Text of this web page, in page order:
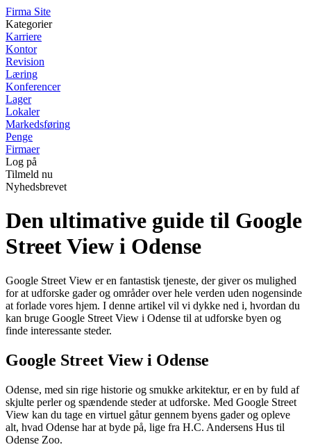
Firma Site
Kategorier
Karriere
Kontor
Revision
Læring
Konferencer
Lager
Lokaler
Markedsføring
Penge
Firmaer
Log på
Tilmeld nu
Nyhedsbrevet
Den ultimative guide til Google
Street View i Odense
Google Street View er en fantastisk tjeneste, der giver os mulighed
for at udforske gader og områder over hele verden uden nogensinde
at forlade vores hjem. I denne artikel vil vi dykke ned i, hvordan du
kan bruge Google Street View i Odense til at udforske byen og
finde interessante steder.
Google Street View i Odense
Odense, med sin rige historie og smukke arkitektur, er en by fuld af
skjulte perler og spændende steder at udforske. Med Google Street
View kan du tage en virtuel gåtur gennem byens gader og opleve
alt, hvad Odense har at byde på, lige fra H.C. Andersens Hus til
Odense Zoo.